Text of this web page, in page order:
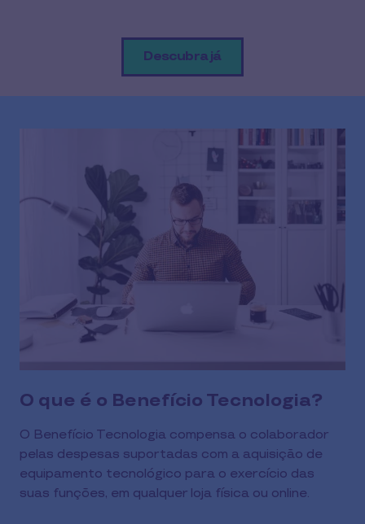
Descubra já
O que é o Benefício Tecnologia?
O Benefício Tecnologia compensa o colaborador
pelas despesas suportadas com a aquisição de
equipamento tecnológico para o exercício das
suas funções, em qualquer loja física ou online.